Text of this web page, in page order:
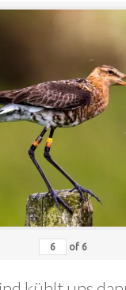
of 6